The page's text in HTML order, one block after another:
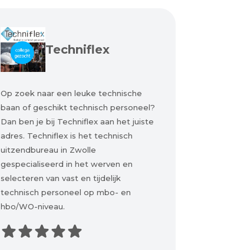
Techniflex
Op zoek naar een leuke technische
baan of geschikt technisch personeel?
Dan ben je bij Techniflex aan het juiste
adres. Techniflex is het technisch
uitzendbureau in Zwolle
gespecialiseerd in het werven en
selecteren van vast en tijdelijk
technisch personeel op mbo- en
hbo/WO-niveau.